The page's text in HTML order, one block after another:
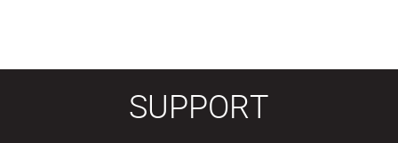
SUPPORT